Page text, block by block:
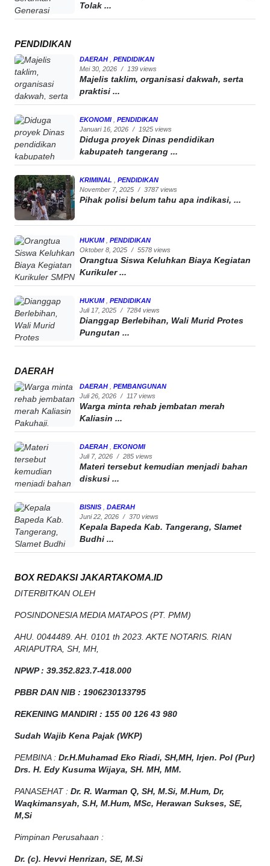
Tolak ...
PENDIDIKAN
DAERAH
PENDIDIKAN
Mei 30, 2026 / 139 views
Majelis taklim, organisasi dakwah, serta
praktisi ...
EKONOMI
PENDIDIKAN
Januari 16, 2026 / 1925 views
Diduga proyek Dinas pendidikan
kabupateh tangerang ...
KRIMINAL
PENDIDIKAN
November 7, 2025 / 3787 views
Pihak polisi belum tahu apa indikasi, ...
HUKUM
PENDIDIKAN
Oktober 8, 2025 / 5578 views
Orangtua Siswa Keluhkan Biaya Kegiatan
Kurikuler ...
HUKUM
PENDIDIKAN
Juli 17, 2025 / 7284 views
Dianggap Berlebihan, Wali Murid Protes
Pungutan ...
DAERAH
DAERAH
PEMBANGUNAN
Juli 26, 2026 / 117 views
Warga minta rehab jembatan merah
Kaliasin ...
DAERAH
EKONOMI
Juli 7, 2026 / 285 views
Materi tersebut kemudian menjadi bahan
diskusi ...
BISNIS
DAERAH
Juni 22, 2026 / 370 views
Kepala Bapeda Kab. Tangerang, Slamet
Budhi ...
BOX REDAKSI JAKARTAKOMA.ID
DITERBITKAN OLEH
POSINDONESIA MEDIA MATAPOS (PT. PMM)
AHU. 0044489. AH. 0101 th 2023. AKTE NOTARIS. RIAN
ARIAPUTRA, SH, MH,
NPWP: 39.352.823.7-418.000
PBBR DAN NIB : 1906230133795
REKENING MANDIRI : 155 00 126 43 980
Sudah Wajib Kena Pajak (WKP)
PEMBINA : Dr.H.Muhamad Eko Riadi, SH,MH, Irjen. Pol (Pur)
Drs. H. Edy Kusuma Wijaya, SH. MH, MM.
PANASEHAT : Dr. R. Warman Q, SH, M.Si, M.Hum, Dr,
Waqkimansyah, S.H, M.Hum, MSc, Herawan Sukses, SE,
M,Si
Pimpinan Perusahaan :
Dr. (c). Hevvi Henrizan, SE, M.Si